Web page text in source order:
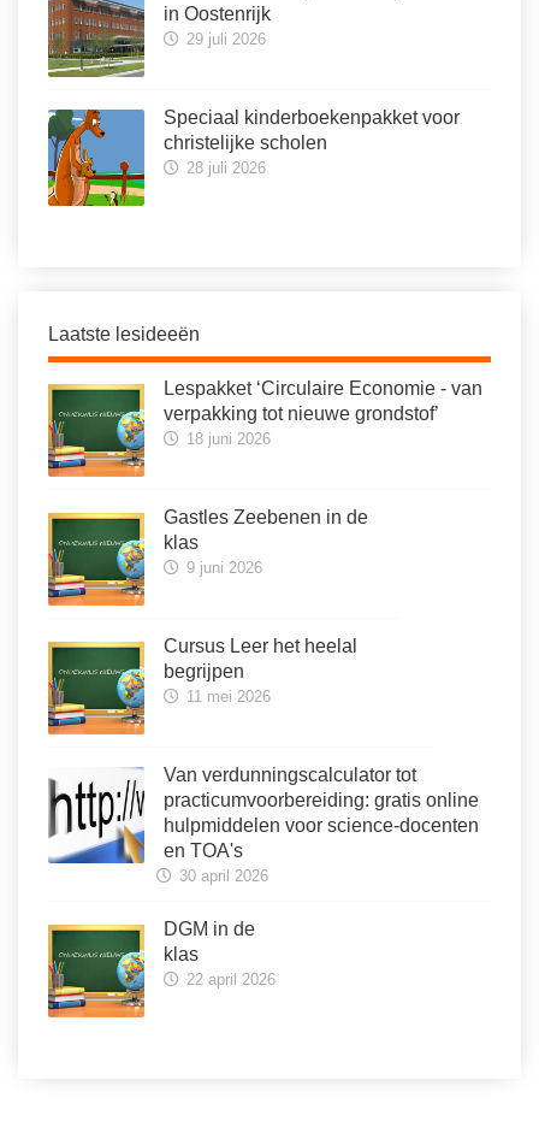
in Oostenrijk
29 juli 2026
Speciaal kinderboekenpakket voor
christelijke scholen
28 juli 2026
Laatste lesideeën
Lespakket ‘Circulaire Economie - van
verpakking tot nieuwe grondstof’
18 juni 2026
Gastles Zeebenen in de
klas
9 juni 2026
Cursus Leer het heelal
begrijpen
11 mei 2026
Van verdunningscalculator tot
practicumvoorbereiding: gratis online
hulpmiddelen voor science-docenten
en TOA's
30 april 2026
DGM in de
klas
22 april 2026